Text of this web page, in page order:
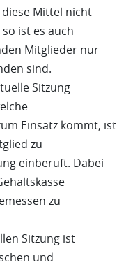
Mittel nicht
ist es auch
Mitglieder nur
sind.
Sitzung
Einsatz kommt, ist
zu
einberuft. Dabei
zu
Sitzung ist
und